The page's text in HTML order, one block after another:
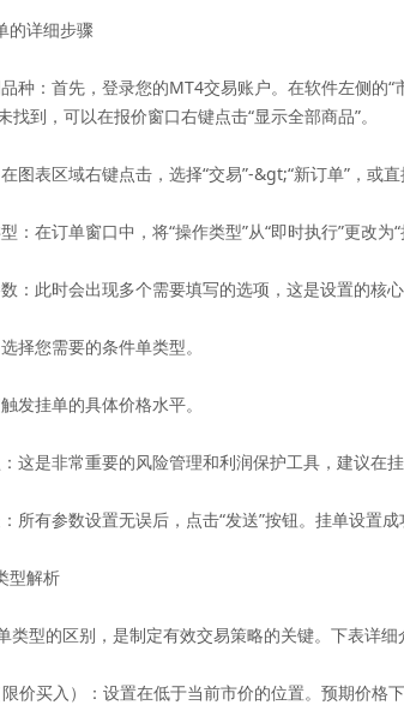
详细步骤
：首先，登录您的MT4交易账户。在软件左侧的“
找到，可以在报价窗口右键点击“显示全部商品”。
表区域右键点击，选择“交易”-&gt;“新订单”，或直
在订单窗口中，将“操作类型”从“即时执行”更改为“
此时会出现多个需要填写的选项，这是设置的核心
您需要的条件单类型。
挂单的具体价格水平。
是非常重要的风险管理和利润保护工具，建议在挂
有参数设置无误后，点击“发送”按钮。挂单设置成
解析
型的区别，是制定有效交易策略的关键。下表详细
买入）：设置在低于当前市价的位置。预期价格下